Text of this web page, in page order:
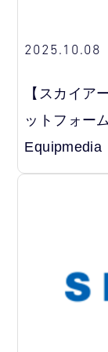
2025.10.08
【スカイ
ットフォー
Equipmedia